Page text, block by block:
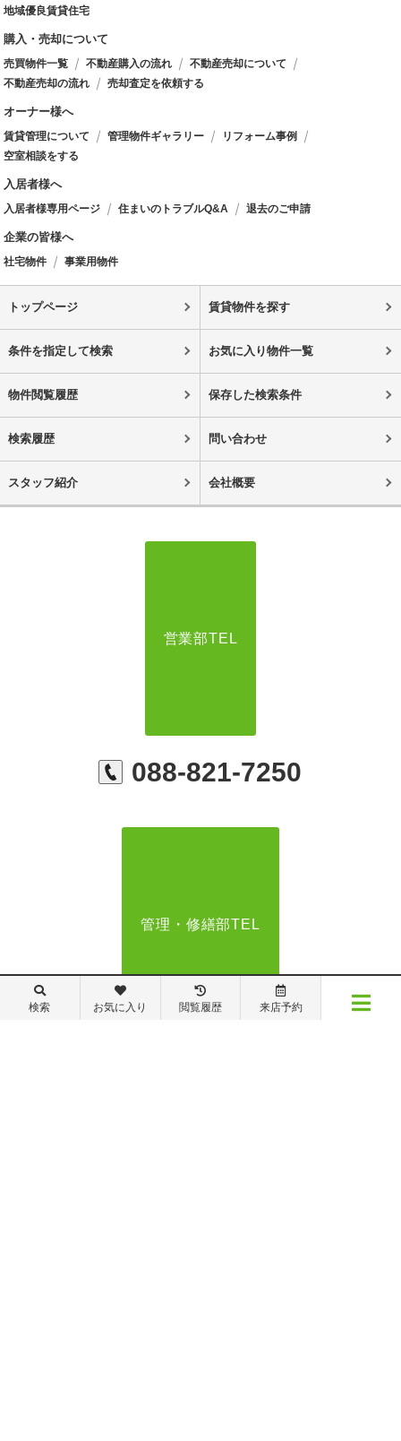
地域優良賃貸住宅
購入・売却について
売買物件一覧 不動産購入の流れ
不動産売却について
不動産売却の流れ
売却査定を依頼する
オーナー様へ
賃貸管理について 管理物件ギャラリー
リフォーム事例
空室相談をする
入居者様へ
入居者様専用ページ 住まいのトラブルQ&A 退去のご申請
企業の皆様へ
社宅物件 事業用物件
トップページ 賃貸物件を探す
条件を指定して検索 お気に入り物件一覧
物件閲覧履歴 保存した検索条件
検索履歴 問い合わせ
スタッフ紹介 会社概要
営業部TEL
088-821-7250
管理・修繕部TEL
検索 お気に入り 閲覧履歴 来店予約